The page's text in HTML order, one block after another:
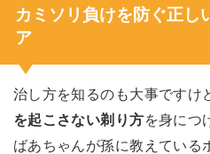
カミソリ負けを防ぐ正し
ア
治し方を知るのも大事ですけ
を起こさない剃り方を身につ
ばあちゃんが孫に教えている